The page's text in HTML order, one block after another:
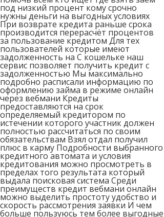
под низкий процент кому срочно
нужны деньги на выгодных условиях
При возврате кредита раньше срока
производится перерасчёт процентов
за пользование кредитом Для тех
пользователей которые имеют
задолженность на C кошельке наш
сервис позволяет получить кредит с
задолженностью Мы максимально
подробно расписали информацию по
оформлению займа в режиме онлайн
через вебмани Кредиты
предоставляются на срок
определяемый кредитором по
истечении которого участник должен
полностью рассчитаться по своим
обязательствам Взял отдал получил
плюс в карму Подробности выбранного
кредитного автомата и условия
кредитования можно просмотреть в
пределах того результата который
выдала поисковая система Среди
преимуществ кредит вебмани онлайн
можно выделить простоту удобство и
скорость рассмотрения заявки И чем
больше пользуюсь тем более выгодные